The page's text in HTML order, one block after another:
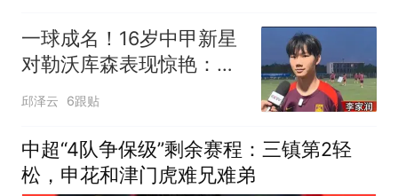
一球成名！16岁中甲新星
对勒沃库森表现惊艳：目
标出国留洋
邱泽云 6跟贴
中超“4队争保级”剩余赛程：三镇第2轻
松，申花和津门虎难兄难弟